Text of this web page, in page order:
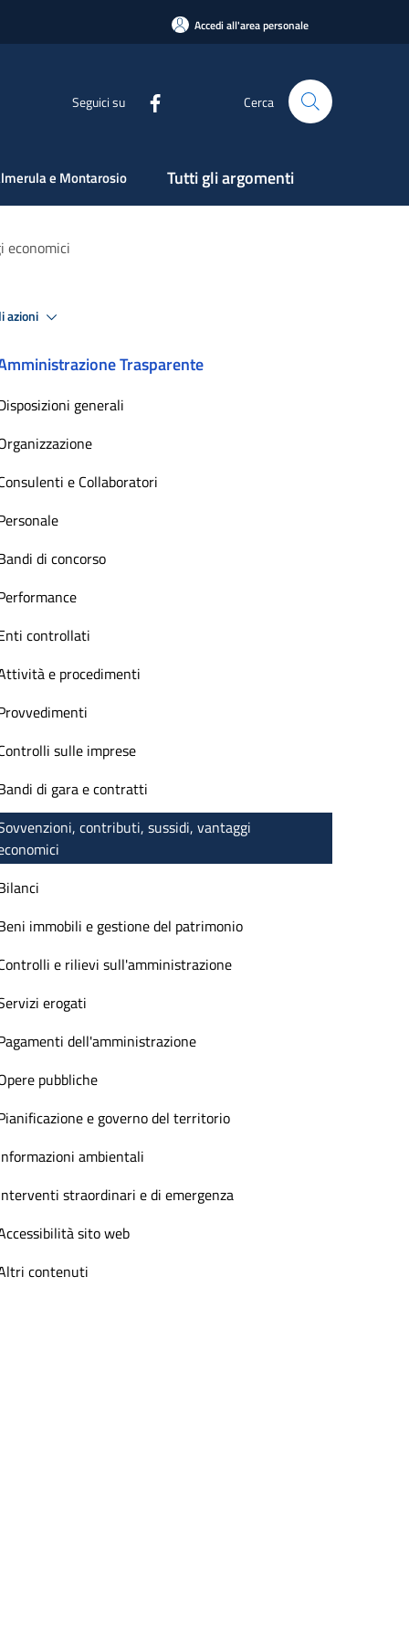
Accedi all'area personale
Seguici su Cerca
e Montarosio Tutti gli argomenti
economici
azioni
Trasparente
generali
e Collaboratori
di concorso
controllati
e procedimenti
sulle imprese
di gara e contratti
contributi, sussidi, vantaggi
immobili e gestione del patrimonio
e rilievi sull'amministrazione
erogati
dell'amministrazione
pubbliche
e governo del territorio
ambientali
straordinari e di emergenza
sito web
contenuti